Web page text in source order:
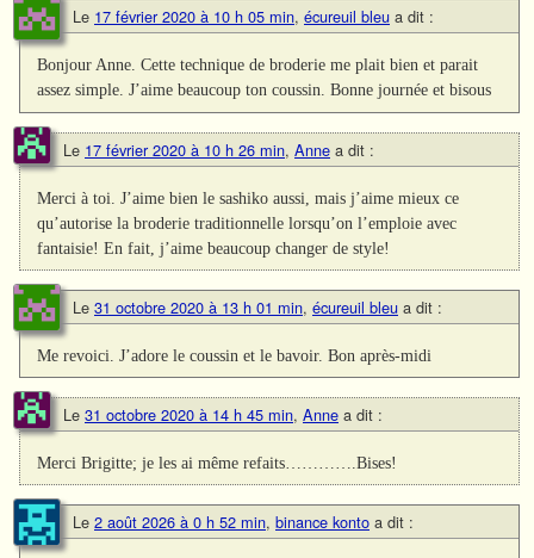
Le 17 février 2020 à 10 h 05 min, écureuil bleu a dit :
Bonjour Anne. Cette technique de broderie me plait bien et parait
assez simple. J’aime beaucoup ton coussin. Bonne journée et bisous
Le 17 février 2020 à 10 h 26 min, Anne a dit :
Merci à toi. J’aime bien le sashiko aussi, mais j’aime mieux ce
qu’autorise la broderie traditionnelle lorsqu’on l’emploie avec
fantaisie! En fait, j’aime beaucoup changer de style!
Le 31 octobre 2020 à 13 h 01 min, écureuil bleu a dit :
Me revoici. J’adore le coussin et le bavoir. Bon après-midi
Le 31 octobre 2020 à 14 h 45 min, Anne a dit :
Merci Brigitte; je les ai même refaits………….Bises!
Le 2 août 2026 à 0 h 52 min, binance konto a dit :